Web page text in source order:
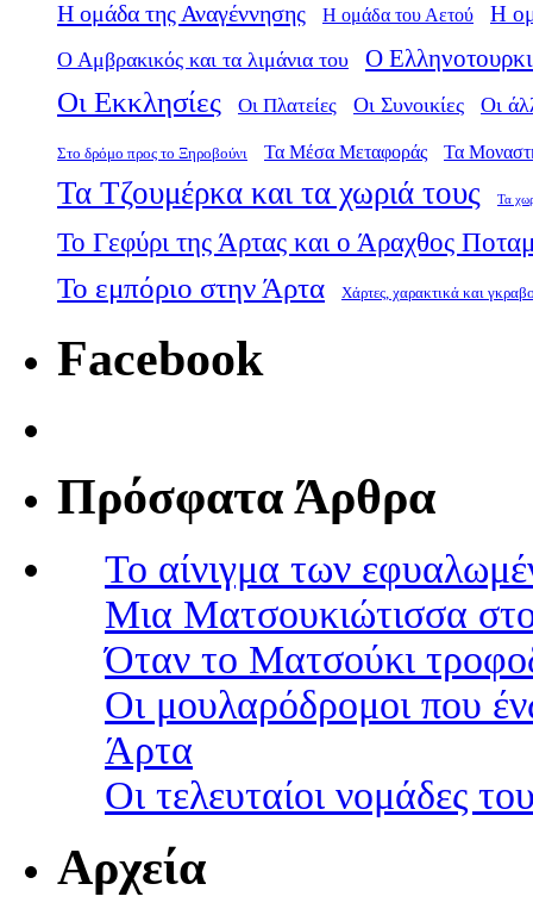
Η ομάδα της Αναγέννησης Η ομάδα του Αετού Η
Ο Αμβρακικός και τα λιμάνια του Ο
Οι Εκκλησίες Οι Πλατείες Οι Συνοικίες Οι
Στο δρόμο προς το Ξηροβούνι Τα Μέσα Μεταφοράς Τα
Τα Τζουμέρκα και τα χωριά τους Τα
Το Γεφύρι της Άρτας και ο Άραχθος
Το εμπόριο στην Άρτα Χάρτες, χαρακτικά και
Facebook
Πρόσφατα Άρθρα
Το αίνιγμα των
Μια Ματσουκιώτισσα
Όταν το Ματσούκι
Οι μουλαρόδρομοι που
Άρτα
Οι τελευταίοι νομάδες
Αρχεία